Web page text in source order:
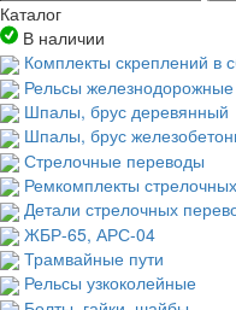
Каталог
В наличии
Комплекты скреплений в
Рельсы железнодорожные
Шпалы, брус деревянный
Шпалы, брус
Стрелочные переводы
Ремкомплекты
Детали стрелочных
ЖБР-65, АРС-04
Трамвайные пути
Рельсы узкоколейные